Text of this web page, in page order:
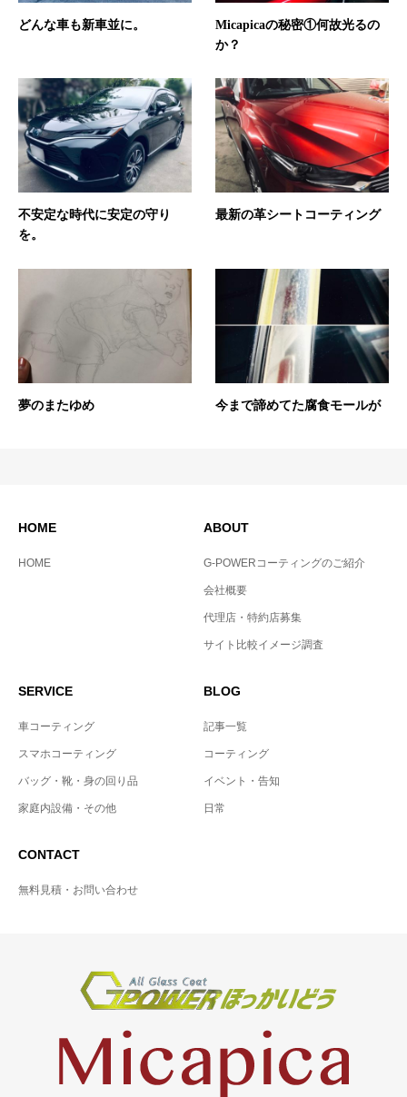
どんな車も新車並に。
Micapicaの秘密①何故光るの
か？
不安定な時代に安定の守り
を。
最新の革シートコーティング
夢のまたゆめ 今まで諦めてた腐食モールが
HOME
HOME
ABOUT
G-POWERコーティングのご紹介
会社概要
代理店・特約店募集
サイト比較イメージ調査
SERVICE
車コーティング
スマホコーティング
バッグ・靴・身の回り品
家庭内設備・その他
BLOG
記事一覧
コーティング
イベント・告知
日常
CONTACT
無料見積・お問い合わせ